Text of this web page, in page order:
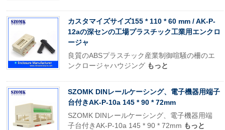
カスタマイズサイズ155 * 110 * 60 mm / AK-P-
12aの深センの工場プラスチック工業用エンクロ
ージャ
良質のABSプラスチック産業制御喧騒の柵のエ
ンクロージャハウジング もっと
SZOMK DINレールケーシング、電子機器用端子
台付きAK-P-10a 145 * 90 * 72mm
SZOMK DINレールケーシング、電子機器用端
子台付きAK-P-10a 145 * 90 * 72mm もっと